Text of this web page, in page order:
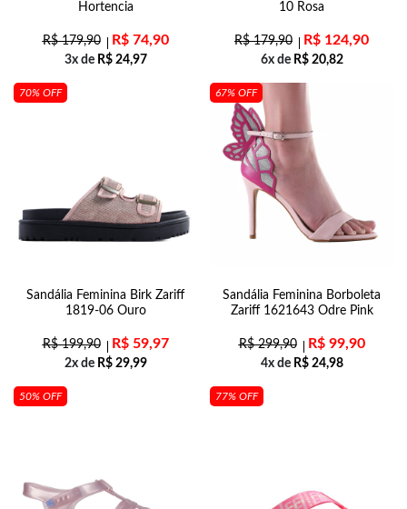
Hortencia
R$179,90 R$74,90
3x de R$24,97
10 Rosa
R$179,90 R$ 124,90
6x de R$20,82
70% OFF
Sandália Feminina Birk Zariff
1819-06 Ouro
R$199,90 R$59,97
2x de R$29,99
67% OFF
Sandália Feminina Borboleta
Zariff 1621643 Odre Pink
R$299,90 R$99,90
4x de R$24,98
50% OFF 77% OFF